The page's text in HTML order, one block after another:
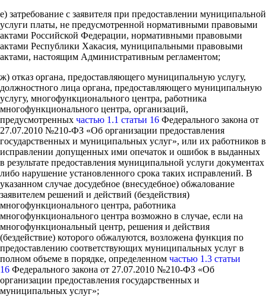
е) затребование с заявителя при предоставлении муниципальной
услуги платы, не предусмотренной нормативными правовыми
актами Российской Федерации, нормативными правовыми
актами Республики Хакасия, муниципальными правовыми
актами, настоящим Административным регламентом;
ж) отказ органа, предоставляющего муниципальную услугу,
должностного лица органа, предоставляющего муниципальную
услугу, многофункционального центра, работника
многофункционального центра, организаций,
предусмотренных частью 1.1 статьи 16 Федерального закона от
27.07.2010 №210-ФЗ «Об организации предоставления
государственных и муниципальных услуг», или их работников в
исправлении допущенных ими опечаток и ошибок в выданных
в результате предоставления муниципальной услуги документах
либо нарушение установленного срока таких исправлений. В
указанном случае досудебное (внесудебное) обжалование
заявителем решений и действий (бездействия)
многофункционального центра, работника
многофункционального центра возможно в случае, если на
многофункциональный центр, решения и действия
(бездействие) которого обжалуются, возложена функция по
предоставлению соответствующих муниципальных услуг в
полном объеме в порядке, определенном частью 1.3 статьи
16 Федерального закона от 27.07.2010 №210-ФЗ «Об
организации предоставления государственных и
муниципальных услуг»;